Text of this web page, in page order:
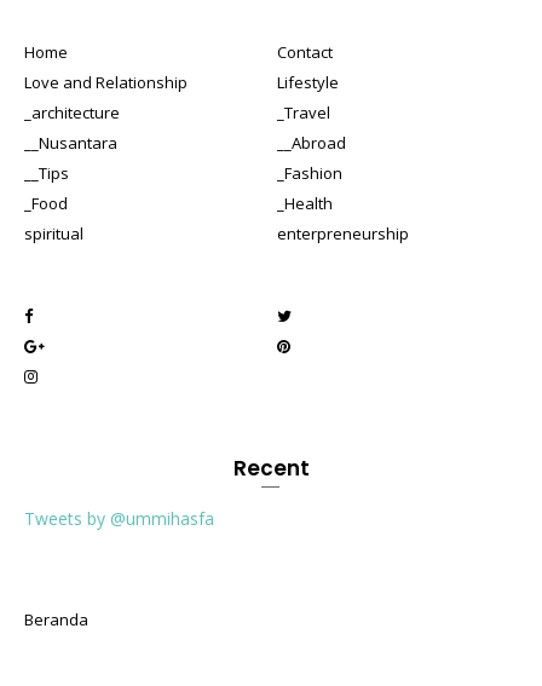
Home
Contact
Love and Relationship
Lifestyle
_architecture
_Travel
__Nusantara
__Abroad
__Tips
_Fashion
_Food
_Health
spiritual
enterpreneurship
Recent
Tweets by @ummihasfa
Beranda